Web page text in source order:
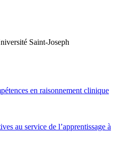
Saint-Joseph
en raisonnement clinique
au service de l’apprentissage à